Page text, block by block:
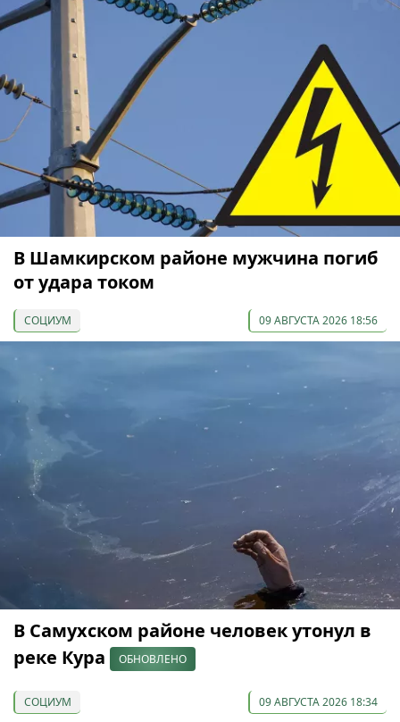
В Шамкирском районе мужчина погиб
от удара током
СОЦИУМ 09 АВГУСТА 2026 18:56
В Самухском районе человек утонул в
реке Кура
ОБНОВЛЕНО
СОЦИУМ 09 АВГУСТА 2026 18:34